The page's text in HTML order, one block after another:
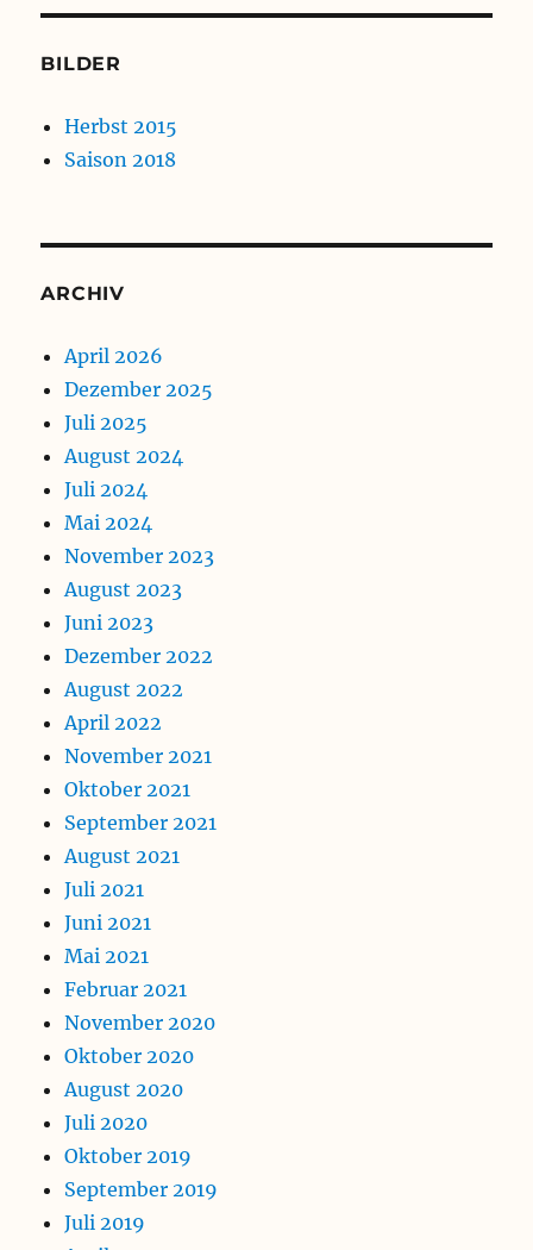
BILDER
Herbst 2015
Saison 2018
ARCHIV
April 2026
Dezember 2025
Juli 2025
August 2024
Juli 2024
Mai 2024
November 2023
August 2023
Juni 2023
Dezember 2022
August 2022
April 2022
November 2021
Oktober 2021
September 2021
August 2021
Juli 2021
Juni 2021
Mai 2021
Februar 2021
November 2020
Oktober 2020
August 2020
Juli 2020
Oktober 2019
September 2019
Juli 2019